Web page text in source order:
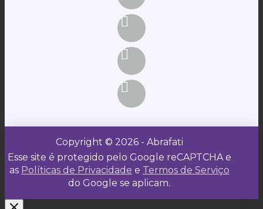
Copyright © 2026 - Abrafati
Esse site é protegido pelo Google reCAPTCHA e
as Políticas de Privacidade e Termos de Serviço
do Google se aplicam.